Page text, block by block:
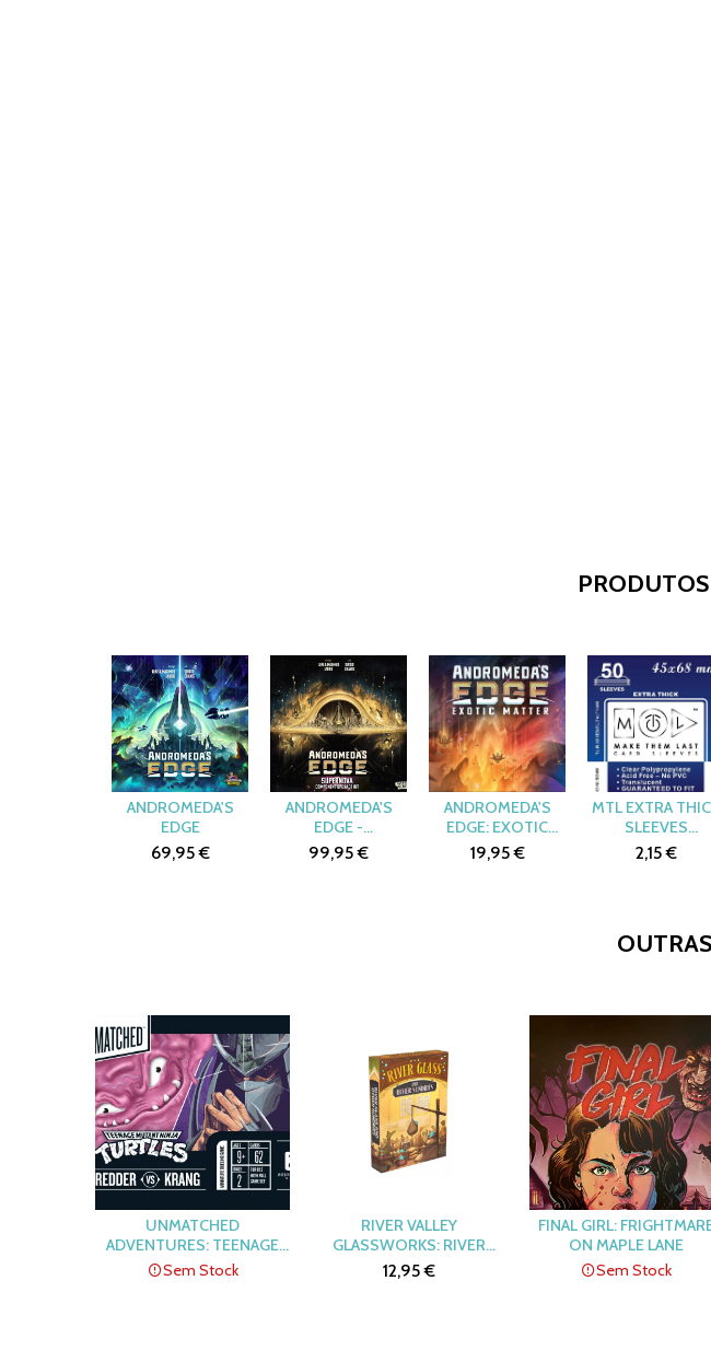
ANDROMEDA'S
EDGE
69,95 €
ANDROMEDA'S
EDGE -
SUPERNOVA
COMPONENT
99,95 €
ANDROMEDA'S
EDGE: EXOTIC
MATTER PROMO
KIT
19,95 €
MTL EXTRA
SLEEVES
45X68MM (50)
2,15 €
UNMATCHED
ADVENTURES: TEENAGE
MUTANT NINJA TURTLES –
Sem Stock
RIVER VALLEY
GLASSWORKS: RIVER
GLASS AND OTHER
SUNDRIES
12,95 €
FINAL GIRL:
ON MAPLE LANE
Sem Stock